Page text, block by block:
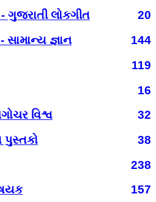
ગુજરાતી લોકગીત
20
જ્ઞાન
144
119
16
વિશ્વ
32
પુસ્તકો
38
238
157